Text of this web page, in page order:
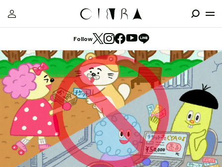
Follow